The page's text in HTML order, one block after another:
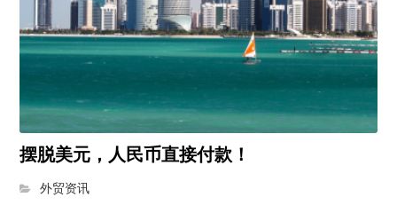
摆脱美元，人民币直接付款！
外贸资讯